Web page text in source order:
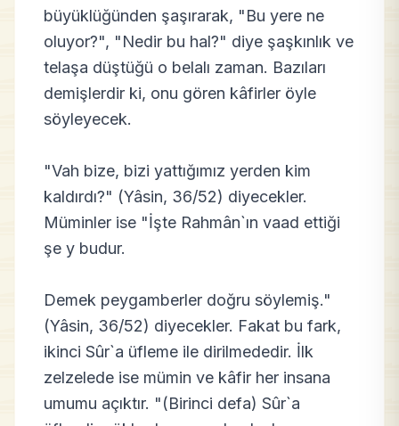
büyüklüğünden şaşırarak, "Bu yere ne
oluyor?", "Nedir bu hal?" diye şaşkınlık ve
telaşa düştüğü o belalı zaman. Bazıları
demişlerdir ki, onu gören kâfirler öyle
söyleyecek.
"Vah bize, bizi yattığımız yerden kim
kaldırdı?" (Yâsin, 36/52) diyecekler.
Müminler ise "İşte Rahmân`ın vaad ettiği
şe y budur.
Demek peygamberler doğru söylemiş."
(Yâsin, 36/52) diyecekler. Fakat bu fark,
ikinci Sûr`a üfleme ile dirilmededir. İlk
zelzelede ise mümin ve kâfir her insana
umumu açıktır. "(Birinci defa) Sûr`a